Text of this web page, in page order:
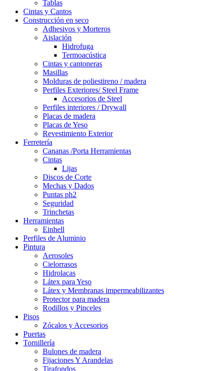
Tablas
Cintas y Cantos
Construcción en seco
Adhesivos y Morteros
Aislación
Hidrofuga
Termoacústica
Cintas y cantoneras
Masillas
Molduras de poliestireno / madera
Perfiles Exteriores/ Steel Frame
Accesorios de Steel
Perfiles interiores / Drywall
Placas de madera
Placas de Yeso
Revestimiento Exterior
Ferretería
Cananas /Porta Herramientas
Cintas
Lijas
Discos de Corte
Mechas y Dados
Puntas ph2
Seguridad
Trinchetas
Herramientas
Einhell
Perfiles de Aluminio
Pintura
Aerosoles
Cielorrasos
Hidrolacas
Látex para Yeso
Látex y Membranas impermeabilizantes
Protector para madera
Rodillos y Pinceles
Pisos
Zócalos y Accesorios
Puertas
Tornillería
Bulones de madera
Fijaciones Y Arandelas
Tirafondos